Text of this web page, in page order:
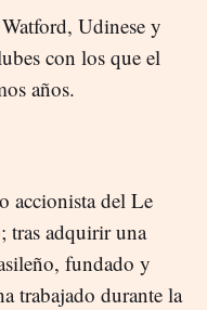
Udinese y
con los que el
años.
accionista del Le
tras adquirir una
fundado y
trabajado durante la